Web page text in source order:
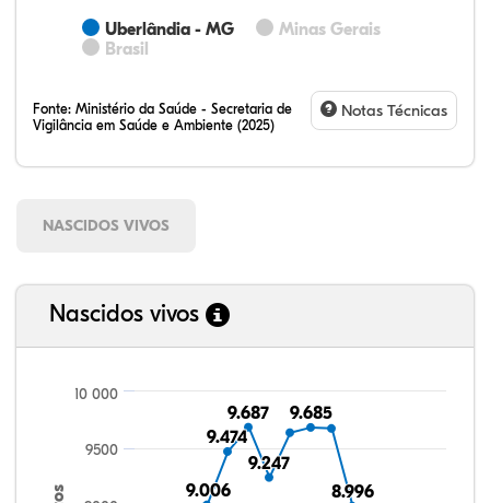
Uberlândia - MG
Minas Gerais
Brasil
Fonte: Ministério da Saúde - Secretaria de
Vigilância em Saúde e Ambiente (2025)
Notas Técnicas
NASCIDOS VIVOS
Nascidos vivos
9.006
9.006
9.474
9.474
9.687
9.687
9.247
9.247
9.685
9.685
8.996
8.996
9500
10 000